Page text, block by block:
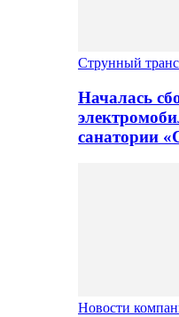
Струнный
Началась
санатории
Новости